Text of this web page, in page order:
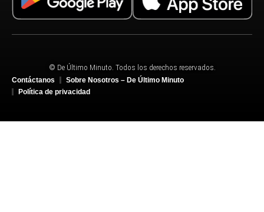
© De Último Minuto. Todos los derechos reservados.
Contáctanos
Sobre Nosotros – De Último Minuto
Política de privacidad